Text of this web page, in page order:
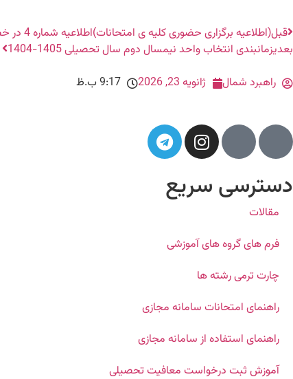
قبل(اطلاعیه برگزاری حضوری کلیه ی امتحانات)اطلاعیه شماره 4 در خصوص زمان و نحوه برگزاری ادامه امتحانات نیمسال اول سال تحصیلی ۱۴۰۵-۱۴۰۴
بعدیزمانبندی انتخاب واحد نیمسال دوم سال تحصیلی 1405-1404
راهبرد شمال
ژانویه 23, 2026 9:17 ب.ظ
دسترسی سریع
مقالات
فرم های گروه های آموزشی
چارت ترمی رشته ها
راهنمای امتحانات سامانه مجازی
راهنمای استفاده از سامانه مجازی
آموزش ثبت درخواست معافیت تحصیلی